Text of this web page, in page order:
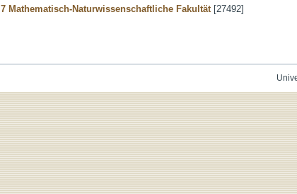
7 Mathematisch-Naturwissenschaftliche Fakultät[27492]